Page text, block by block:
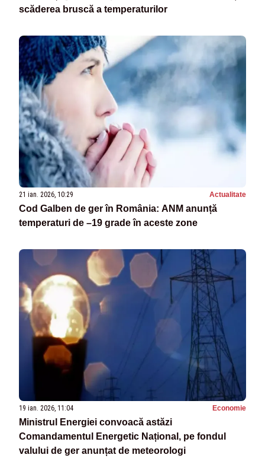
scăderea bruscă a temperaturilor
21 ian. 2026, 10:29 Actualitate
Cod Galben de ger în România: ANM anunță
temperaturi de –19 grade în aceste zone
19 ian. 2026, 11:04 Economie
Ministrul Energiei convoacă astăzi
Comandamentul Energetic Național, pe fondul
valului de ger anunțat de meteorologi